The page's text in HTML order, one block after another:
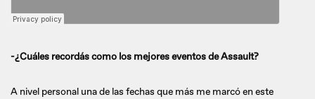
-¿Cuáles recordás como los mejores eventos de Assault?
A nivel personal una de las fechas que más me marcó en este